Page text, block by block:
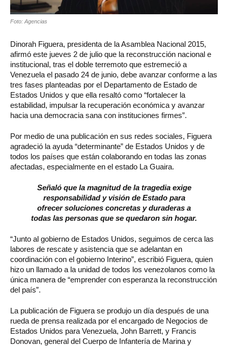
Foto: Agencias
Dinorah Figuera, presidenta de la Asamblea Nacional 2015,
afirmó este jueves 2 de julio que la reconstrucción nacional e
institucional, tras el doble terremoto que estremeció a
Venezuela el pasado 24 de junio, debe avanzar conforme a las
tres fases planteadas por el Departamento de Estado de
Estados Unidos y que ella resaltó como “fortalecer la
estabilidad, impulsar la recuperación económica y avanzar
hacia una democracia sana con instituciones firmes”.
Por medio de una publicación en sus redes sociales, Figuera
agradeció la ayuda “determinante” de Estados Unidos y de
todos los países que están colaborando en todas las zonas
afectadas, especialmente en el estado La Guaira.
Señaló que la magnitud de la tragedia exige
responsabilidad y visión de Estado para
ofrecer soluciones concretas y duraderas a
todas las personas que se quedaron sin hogar.
“Junto al gobierno de Estados Unidos, seguimos de cerca las
labores de rescate y asistencia que se adelantan en
coordinación con el gobierno Interino”, escribió Figuera, quien
hizo un llamado a la unidad de todos los venezolanos como la
única manera de “emprender con esperanza la reconstrucción
del país”.
La publicación de Figuera se produjo un día después de una
rueda de prensa realizada por el encargado de Negocios de
Estados Unidos para Venezuela, John Barrett, y Francis
Donovan, general del Cuerpo de Infantería de Marina y